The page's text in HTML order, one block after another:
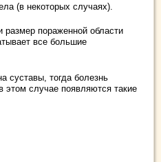
(в некоторых случаях).
размер пораженной области
все большие
суставы, тогда болезнь
этом случае появляются такие